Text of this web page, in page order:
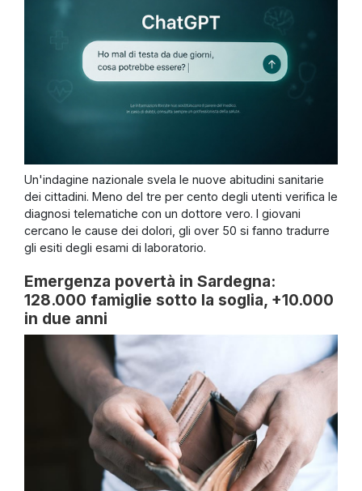
Un'indagine nazionale svela le nuove abitudini sanitarie
dei cittadini. Meno del tre per cento degli utenti verifica le
diagnosi telematiche con un dottore vero. I giovani
cercano le cause dei dolori, gli over 50 si fanno tradurre
gli esiti degli esami di laboratorio.
Emergenza povertà in Sardegna:
128.000 famiglie sotto la soglia, +10.000
in due anni